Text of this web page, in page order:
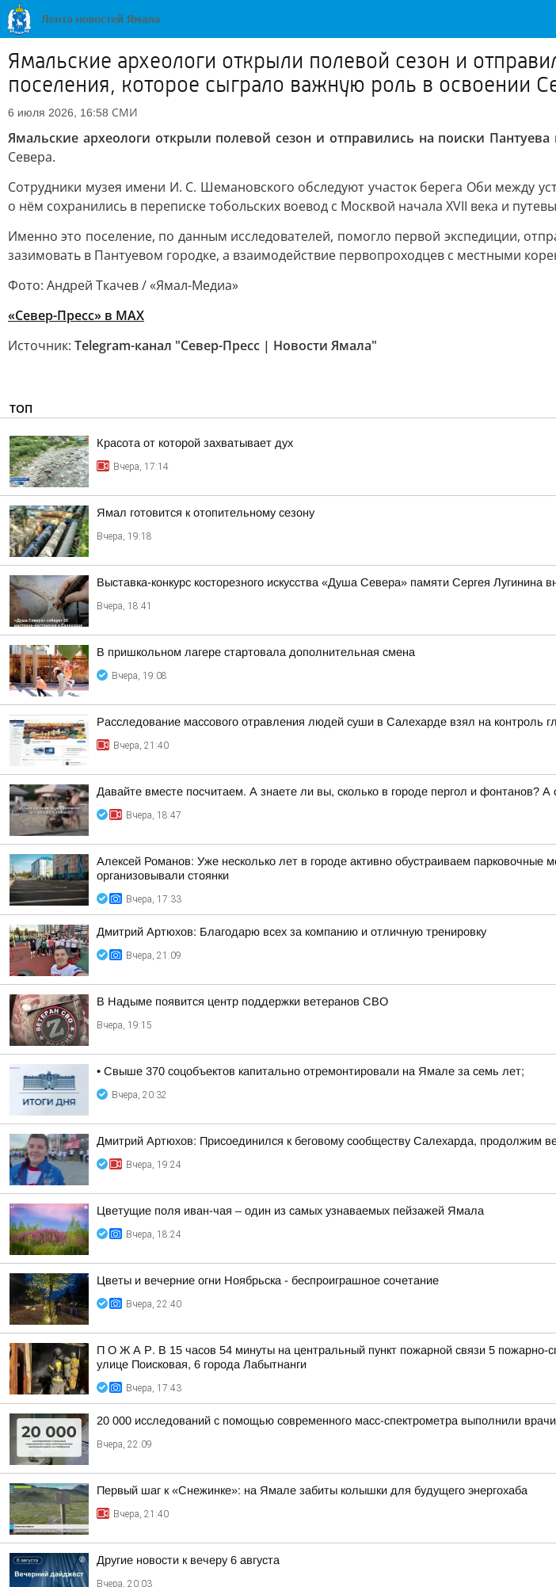
Ямальские археологи открыли полевой сезон и
поселения, которое сыграло важную роль в освоении
6 июля 2026, 16:58 СМИ
Ямальские археологи открыли полевой сезон и отправились на поиски Пантуева
Севера.
Сотрудники музея имени И. С. Шемановского обследуют участок берега Оби между
о нём сохранились в переписке тобольских воевод с Москвой начала XVII века и
Именно это поселение, по данным исследователей, помогло первой экспедиции,
зазимовать в Пантуевом городке, а взаимодействие первопроходцев с местными
Фото: Андрей Ткачев / «Ямал-Медиа»
«Север-Пресс» в MAX
Источник: Telegram-канал "Север-Пресс | Новости Ямала"
ТОП
Красота от которой захватывает дух
Вчера, 17:14
Ямал готовится к отопительному сезону
Вчера, 19:18
Выставка-конкурс косторезного искусства «Душа Севера» памяти Сергея Лугинина
Вчера, 18:41
В пришкольном лагере стартовала дополнительная смена
Вчера, 19:08
Расследование массового отравления людей суши в Салехарде взял на контроль
Вчера, 21:40
Давайте вместе посчитаем. А знаете ли вы, сколько в городе пергол и
Вчера, 18:47
Алексей Романов: Уже несколько лет в городе активно обустраиваем
организовывали стоянки
Вчера, 17:33
Дмитрий Артюхов: Благодарю всех за компанию и отличную тренировку
Вчера, 21:09
В Надыме появится центр поддержки ветеранов СВО
Вчера, 19:15
• Свыше 370 соцобъектов капитально отремонтировали на Ямале за семь лет;
Вчера, 20:32
Дмитрий Артюхов: Присоединился к беговому сообществу Салехарда, продолжим
Вчера, 19:24
Цветущие поля иван-чая – один из самых узнаваемых пейзажей Ямала
Вчера, 18:24
Цветы и вечерние огни Ноябрьска - беспроиграшное сочетание
Вчера, 22:40
П О Ж А Р. В 15 часов 54 минуты на центральный пункт пожарной связи 5 пожарно-
улице Поисковая, 6 города Лабытнанги
Вчера, 17:43
20 000 исследований с помощью современного масс-спектрометра выполнили
Вчера, 22:09
Первый шаг к «Снежинке»: на Ямале забиты колышки для будущего энергохаба
Вчера, 21:40
Другие новости к вечеру 6 августа
Вчера, 20:03